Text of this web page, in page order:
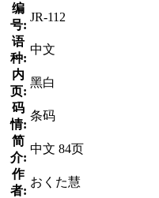
编
号:
JR-112
语
种:
中文
内
页:
黑白
码
情:
条码
简
介:
中文 84页
作
者:
おくた慧